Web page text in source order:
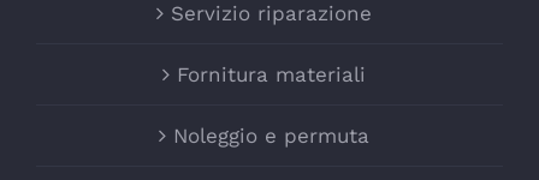
Servizio riparazione
Fornitura materiali
Noleggio e permuta